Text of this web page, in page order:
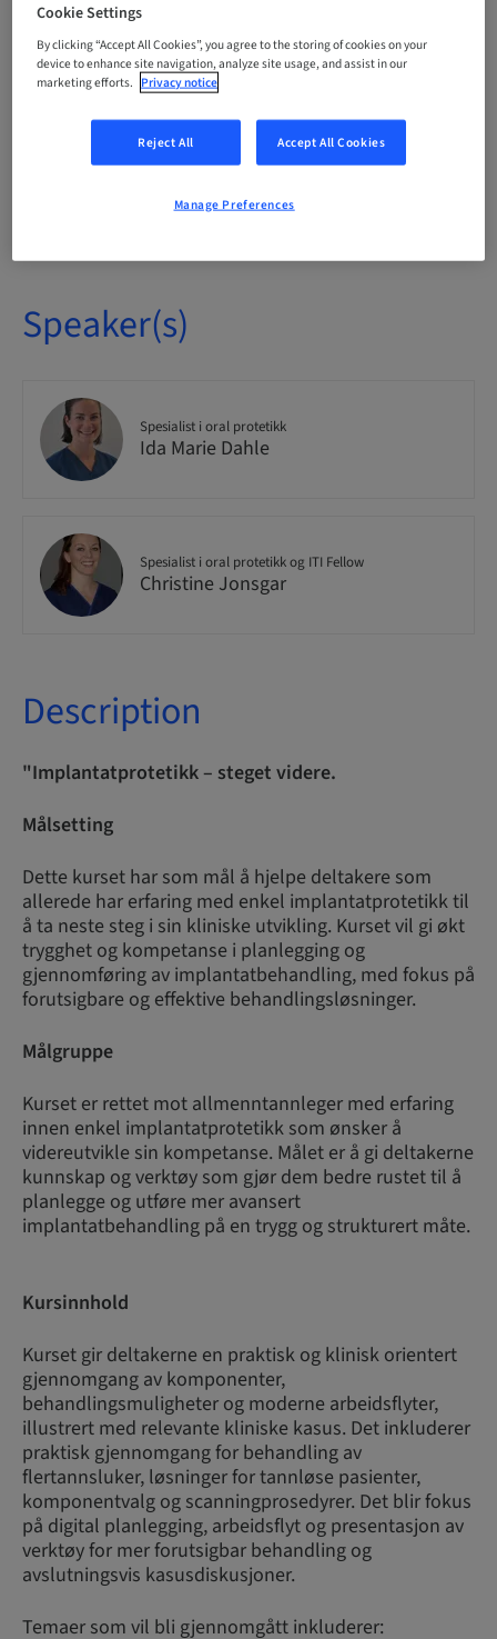
Delivery method
Theoretical
National
Seats availability
4/30 available
Speaker(s)
Spesialist i oral protetikk
Ida Marie Dahle
Spesialist i oral protetikk og ITI Fellow
Christine Jonsgar
Description
"Implantatprotetikk – steget videre.
Målsetting
Dette kurset har som mål å hjelpe deltakere som
allerede har erfaring med enkel implantatprotetikk til
å ta neste steg i sin kliniske utvikling. Kurset vil gi økt
trygghet og kompetanse i planlegging og
gjennomføring av implantatbehandling, med fokus på
forutsigbare og effektive behandlingsløsninger.
Målgruppe
Kurset er rettet mot allmenntannleger med erfaring
innen enkel implantatprotetikk som ønsker å
videreutvikle sin kompetanse. Målet er å gi deltakerne
kunnskap og verktøy som gjør dem bedre rustet til å
planlegge og utføre mer avansert
implantatbehandling på en trygg og strukturert måte.
Kursinnhold
Kurset gir deltakerne en praktisk og klinisk orientert
gjennomgang av komponenter,
behandlingsmuligheter og moderne arbeidsflyter,
illustrert med relevante kliniske kasus. Det inkluderer
praktisk gjennomgang for behandling av
flertannsluker, løsninger for tannløse pasienter,
komponentvalg og scanningprosedyrer. Det blir fokus
på digital planlegging, arbeidsflyt og presentasjon av
verktøy for mer forutsigbar behandling og
avslutningsvis kasusdiskusjoner.
Temaer som vil bli gjennomgått inkluderer:
Cookie Settings
By clicking “Accept All Cookies”, you agree to the storing of cookies on your
device to enhance site navigation, analyze site usage, and assist in our
marketing efforts. Privacy notice
Reject All Accept All Cookies
Manage Preferences